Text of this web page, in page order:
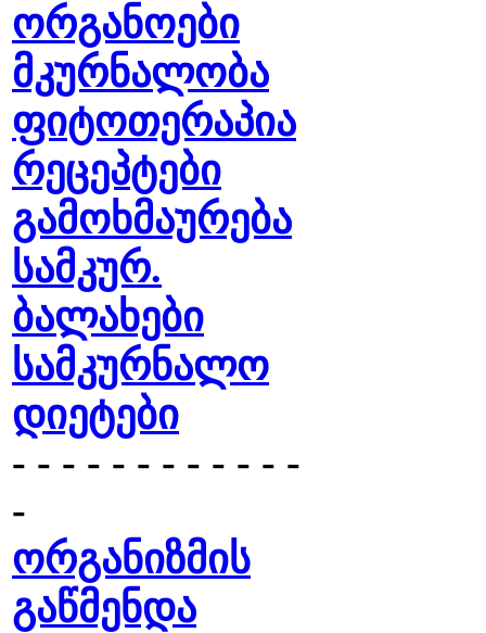
ორგანოები
მკურნალობა
ფიტოთერაპია
რეცეპტები
გამოხმაურება
სამკურ.
ბალახები
სამკურნალო
დიეტები
- - - - - - - - - - - -
-
ორგანიზმის
გაწმენდა